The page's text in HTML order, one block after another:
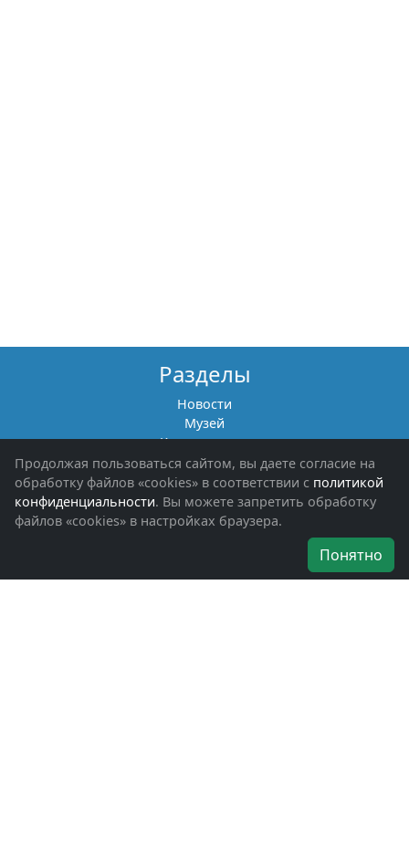
Разделы
Новости
Музей
Книги памяти
Фотоальбомы
Обращения граждан
Помощь участникам СВО и их семьям
Об организации
Наши награды
Продолжая пользоваться сайтом, вы даете согласие на
обработку файлов «cookies» в соответствии с политикой
конфиденциальности. Вы можете запретить обработку
файлов «cookies» в настройках браузера.
Понятно